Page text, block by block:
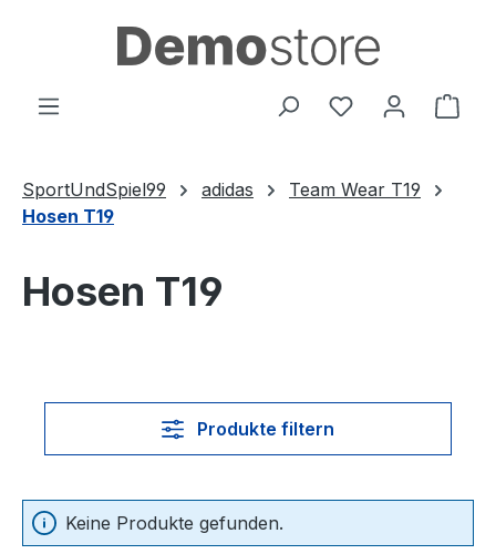
Zum Hauptinhalt springen
Du hast 0
SportUndSpiel99 adidas
Team Wear T19
Hosen T19
Hosen T19
Produkte filtern
Keine Produkte gefunden.